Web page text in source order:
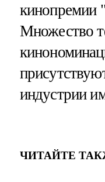
кинопремии
Множество
индустрии
ЧИТАЙТЕ